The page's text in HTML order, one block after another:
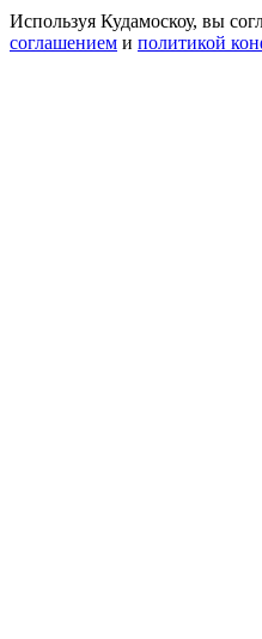
Используя Кудамоскоу, вы
соглашением и политикой